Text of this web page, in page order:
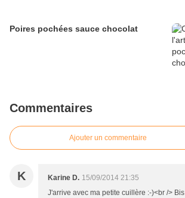
Poires pochées sauce chocolat
Commentaires
Ajouter un commentaire
K Karine D. 15/09/2014 21:35
J'arrive avec ma petite cuillère :-)<br /> Bis